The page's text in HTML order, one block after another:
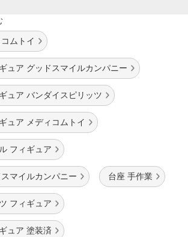
ムトイ
ュア グッドスマイルカンパニー
ュア バンダイスピリッツ
ュア メディコムトイ
フィギュア
マイルカンパニー 台座 手作業
フィギュア
ュア 塗装済